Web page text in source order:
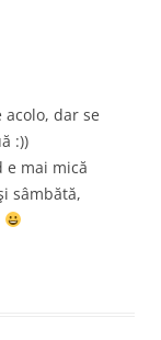
dar se
:))
e mai mică
sâmbătă,